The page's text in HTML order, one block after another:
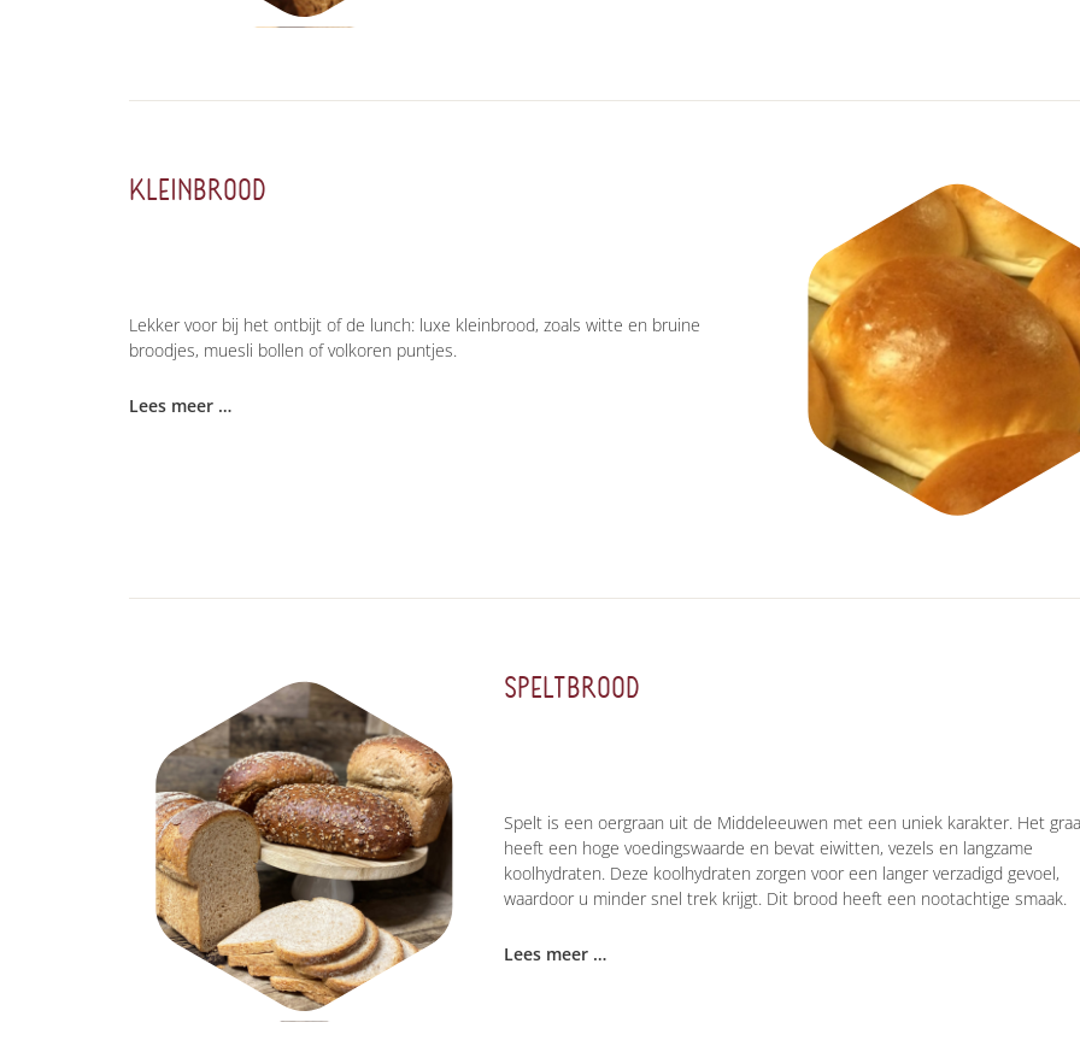
KLEINBROOD
Lekker voor bij het ontbijt of de lunch: luxe kleinbrood, zoals witte en bruine
broodjes, muesli bollen of volkoren puntjes.
Lees meer …
SPELTBROOD
Spelt is een oergraan uit de Middeleeuwen met een uniek karakter. Het
heeft een hoge voedingswaarde en bevat eiwitten, vezels en langzame
koolhydraten. Deze koolhydraten zorgen voor een langer verzadigd gevoel,
waardoor u minder snel trek krijgt. Dit brood heeft een nootachtige smaak.
Lees meer …